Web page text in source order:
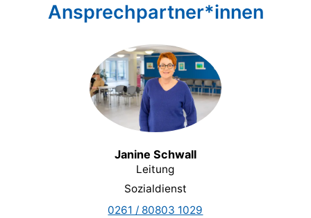
Ansprechpartner*innen
Janine Schwall
Leitung
Sozialdienst
0261 / 80803 1029